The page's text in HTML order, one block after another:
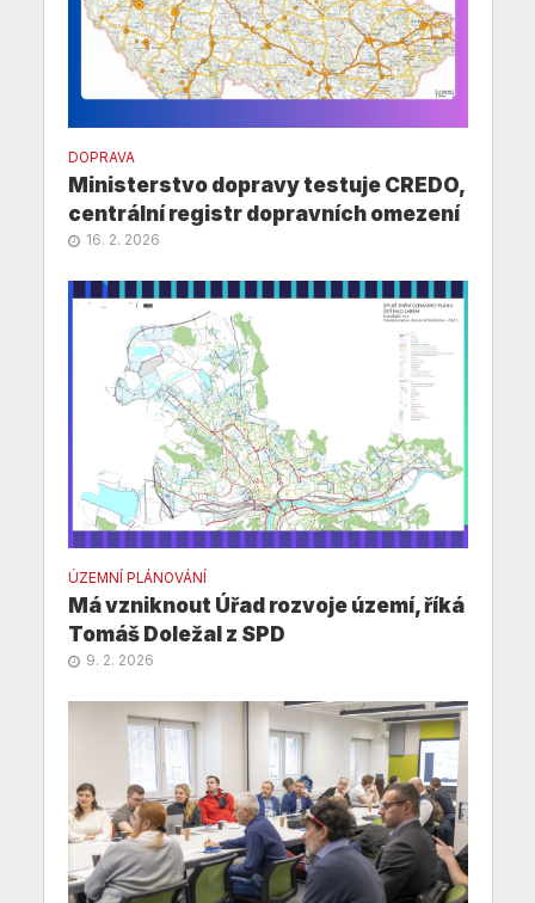
DOPRAVA
Ministerstvo dopravy testuje CREDO,
centrální registr dopravních omezení
16. 2. 2026
ÚZEMNÍ PLÁNOVÁNÍ
Má vzniknout Úřad rozvoje území, říká
Tomáš Doležal z SPD
9. 2. 2026